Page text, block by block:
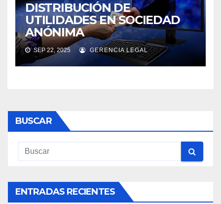
DISTRIBUCIÓN DE
UTILIDADES EN SOCIEDAD
ANÓNIMA
SEP 22, 2025 GERENCIA LEGAL
BUSCAR
ENTRADAS RECIENTES